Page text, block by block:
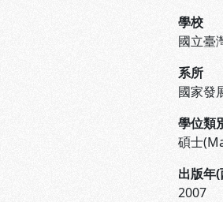
學校
國立臺
系所
國家發
學位類
碩士
出版年
2007